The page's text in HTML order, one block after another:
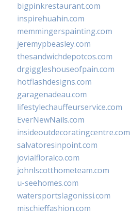
bigpinkrestaurant.com
inspirehuahin.com
memmingerspainting.com
jeremypbeasley.com
thesandwichdepotcos.com
drgiggleshouseofpain.com
hotflashdesigns.com
garagenadeau.com
lifestylechauffeurservice.com
EverNewNails.com
insideoutdecoratingcentre.com
salvatoresinpoint.com
jovialfloralco.com
johnlscotthometeam.com
u-seehomes.com
watersportslagonissi.com
mischieffashion.com